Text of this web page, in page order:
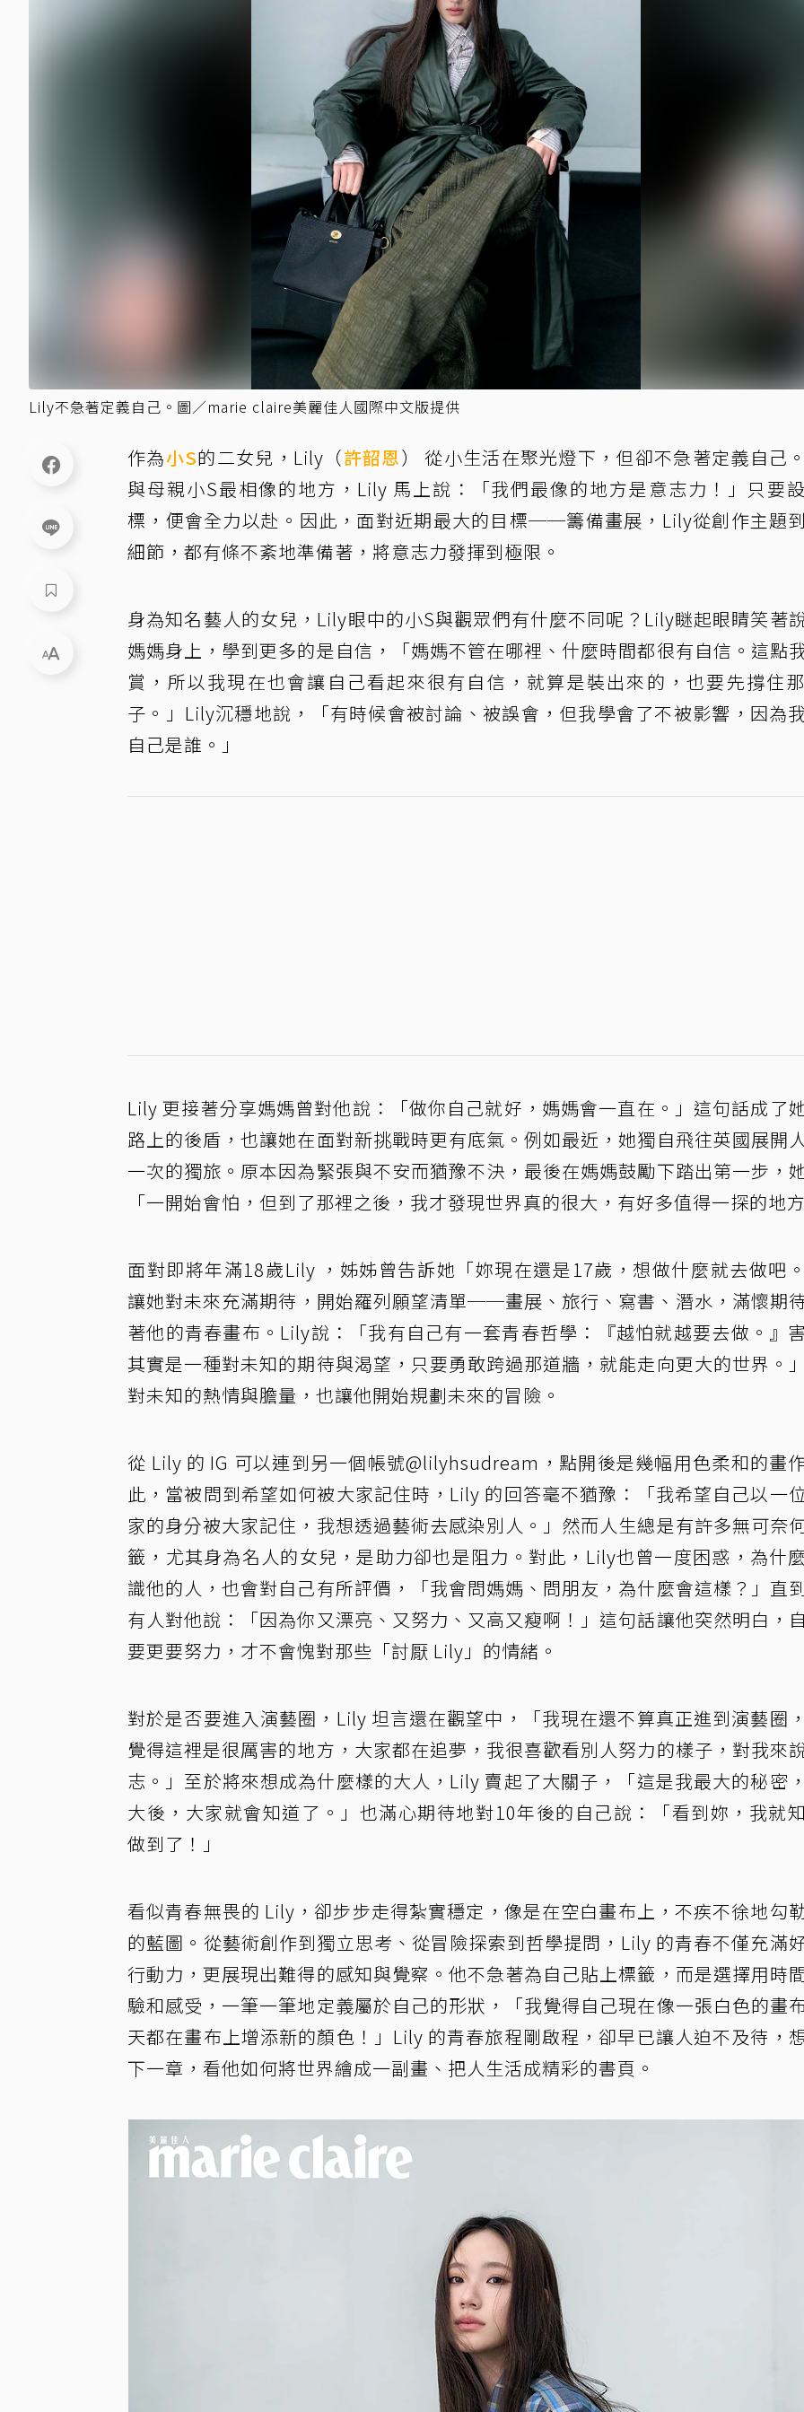
Lily不急著定義自己。圖／marie claire美麗佳人國際中文版提供
作為小S的二女兒，Lily（許韶恩） 從小生活在聚光燈下，但卻不急著定義自己
與母親小S最相像的地方，Lily 馬上說：「我們最像的地方是意志力！」只要
標，便會全力以赴。因此，面對近期最大的目標──籌備畫展，Lily從創作主題
細節，都有條不紊地準備著，將意志力發揮到極限。
身為知名藝人的女兒，Lily眼中的小S與觀眾們有什麼不同呢？Lily瞇起眼睛笑著
媽媽身上，學到更多的是自信，「媽媽不管在哪裡、什麼時間都很有自信。這點
賞，所以我現在也會讓自己看起來很有自信，就算是裝出來的，也要先撐住
子。」Lily沉穩地說，「有時候會被討論、被誤會，但我學會了不被影響，因為
自己是誰。」
Lily 更接著分享媽媽曾對他說：「做你自己就好，媽媽會一直在。」這句話成了
路上的後盾，也讓她在面對新挑戰時更有底氣。例如最近，她獨自飛往英國展開
一次的獨旅。原本因為緊張與不安而猶豫不決，最後在媽媽鼓勵下踏出第一步，
「一開始會怕，但到了那裡之後，我才發現世界真的很大，有好多值得一探的地方
面對即將年滿18歲Lily ，姊姊曾告訴她「妳現在還是17歲，想做什麼就去做吧
讓她對未來充滿期待，開始羅列願望清單──畫展、旅行、寫書、潛水，滿懷期
著他的青春畫布。Lily說：「我有自己有一套青春哲學：『越怕就越要去做。』
其實是一種對未知的期待與渴望，只要勇敢跨過那道牆，就能走向更大的世界。
對未知的熱情與膽量，也讓他開始規劃未來的冒險。
從 Lily 的 IG 可以連到另一個帳號@lilyhsudream，點開後是幾幅用色柔和的畫
此，當被問到希望如何被大家記住時，Lily 的回答毫不猶豫：「我希望自己以一
家的身分被大家記住，我想透過藝術去感染別人。」然而人生總是有許多無可奈
籤，尤其身為名人的女兒，是助力卻也是阻力。對此，Lily也曾一度困惑，為什
識他的人，也會對自己有所評價，「我會問媽媽、問朋友，為什麼會這樣？」直
有人對他說：「因為你又漂亮、又努力、又高又瘦啊！」這句話讓他突然明白，
要更要努力，才不會愧對那些「討厭 Lily」的情緒。
對於是否要進入演藝圈，Lily 坦言還在觀望中，「我現在還不算真正進到演藝圈
覺得這裡是很厲害的地方，大家都在追夢，我很喜歡看別人努力的樣子，對我來
志。」至於將來想成為什麼樣的大人，Lily 賣起了大關子，「這是我最大的秘密
大後，大家就會知道了。」也滿心期待地對10年後的自己說：「看到妳，我就
做到了！」
看似青春無畏的 Lily，卻步步走得紮實穩定，像是在空白畫布上，不疾不徐地勾
的藍圖。從藝術創作到獨立思考、從冒險探索到哲學提問，Lily 的青春不僅充滿
行動力，更展現出難得的感知與覺察。他不急著為自己貼上標籤，而是選擇用時
驗和感受，一筆一筆地定義屬於自己的形狀，「我覺得自己現在像一張白色的畫
天都在畫布上增添新的顏色！」Lily 的青春旅程剛啟程，卻早已讓人迫不及待，
下一章，看他如何將世界繪成一副畫、把人生活成精彩的書頁。